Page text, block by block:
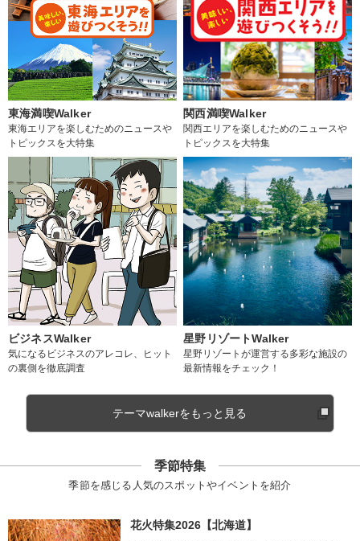
東海満喫Walker
東海エリアを楽しむためのニュースや
トピックスを大特集
関西満喫Walker
関西エリアを楽しむためのニュースや
トピックスを大特集
ビジネスWalker
気になるビジネスのアレコレ、ヒット
の裏側を徹底調査
星野リゾートWalker
星野リゾートが運営する多彩な施設の
最新情報をチェック！
テーマwalkerをもっと見る
季節特集
季節を感じる人気のスポットやイベントを紹介
花火特集2026【北海道】